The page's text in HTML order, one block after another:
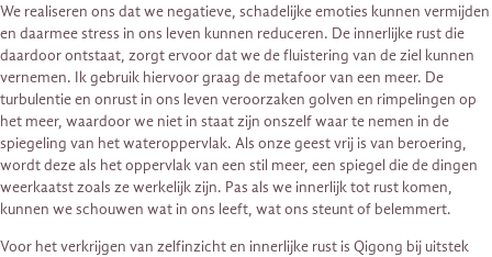
We realiseren ons dat we negatieve, schadelijke emoties kunnen vermijden
en daarmee stress in ons leven kunnen reduceren. De innerlijke rust die
daardoor ontstaat, zorgt ervoor dat we de fluistering van de ziel kunnen
vernemen. Ik gebruik hiervoor graag de metafoor van een meer. De
turbulentie en onrust in ons leven veroorzaken golven en rimpelingen op
het meer, waardoor we niet in staat zijn onszelf waar te nemen in de
spiegeling van het wateroppervlak. Als onze geest vrij is van beroering,
wordt deze als het oppervlak van een stil meer, een spiegel die de dingen
weerkaatst zoals ze werkelijk zijn. Pas als we innerlijk tot rust komen,
kunnen we schouwen wat in ons leeft, wat ons steunt of belemmert.
Voor het verkrijgen van zelfinzicht en innerlijke rust is Qigong bij uitstek